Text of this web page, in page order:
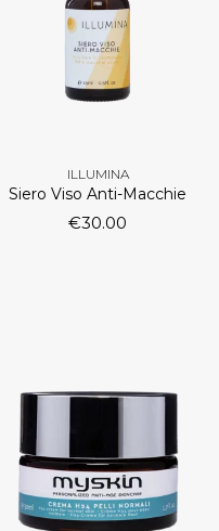
ILLUMINA
Siero Viso Anti-Macchie
€30.00